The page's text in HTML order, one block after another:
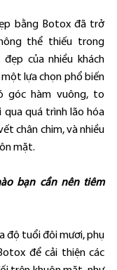
bằng Botox đã trở
thể thiếu trong
của nhiều khách
lựa chọn phổ biến
góc hàm vuông, to
qua quá trình lão hóa
chân chim, và nhiều
mặt.
bạn cần nên tiêm
độ tuổi đôi mươi, phụ
để cải thiện các